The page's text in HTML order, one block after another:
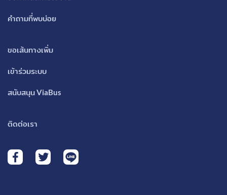
คำถามที่พบบ่อย
ขอเส้นทางเพิ่ม
เข้าร่วมระบบ
สนับสนุน ViaBus
ติดต่อเรา